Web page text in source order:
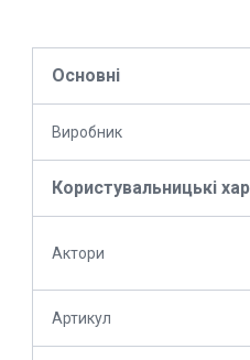
Основні
Виробник
Користувальницькі
Актори
Артикул